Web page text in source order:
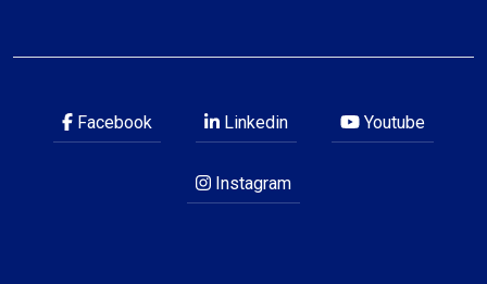
Facebook Linkedin Youtube
Instagram